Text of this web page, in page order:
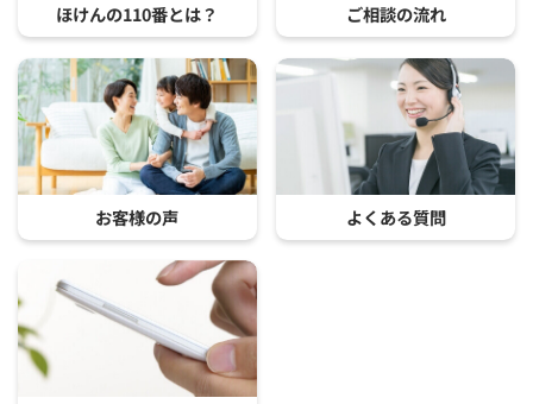
ほけんの110番とは？ ご相談の流れ
お客様の声 よくある質問